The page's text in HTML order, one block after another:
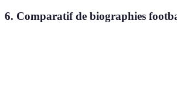
6. Comparatif de biographies